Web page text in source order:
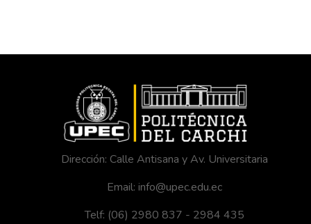
Dirección: Calle Antisana y Av. Universitaria
Email: info@upec.edu.ec
Telf: (06) 2980 837 - 2984 435